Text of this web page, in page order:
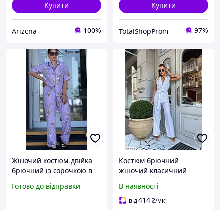
Купити
Arizona 100%
Купити
TotalShopProm 97%
Жіночий костюм-двійка
брючний із сорочкою в
Готово до відправки
Костюм брючний
жіночий класичний
жилет із поясом і
розкльошені штани арт
В наявності
від414₴/міс